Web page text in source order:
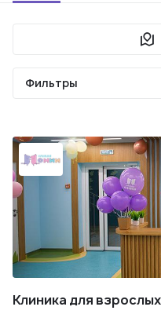
Фильтры
Клиника для